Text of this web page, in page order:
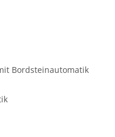
Bordsteinautomatik